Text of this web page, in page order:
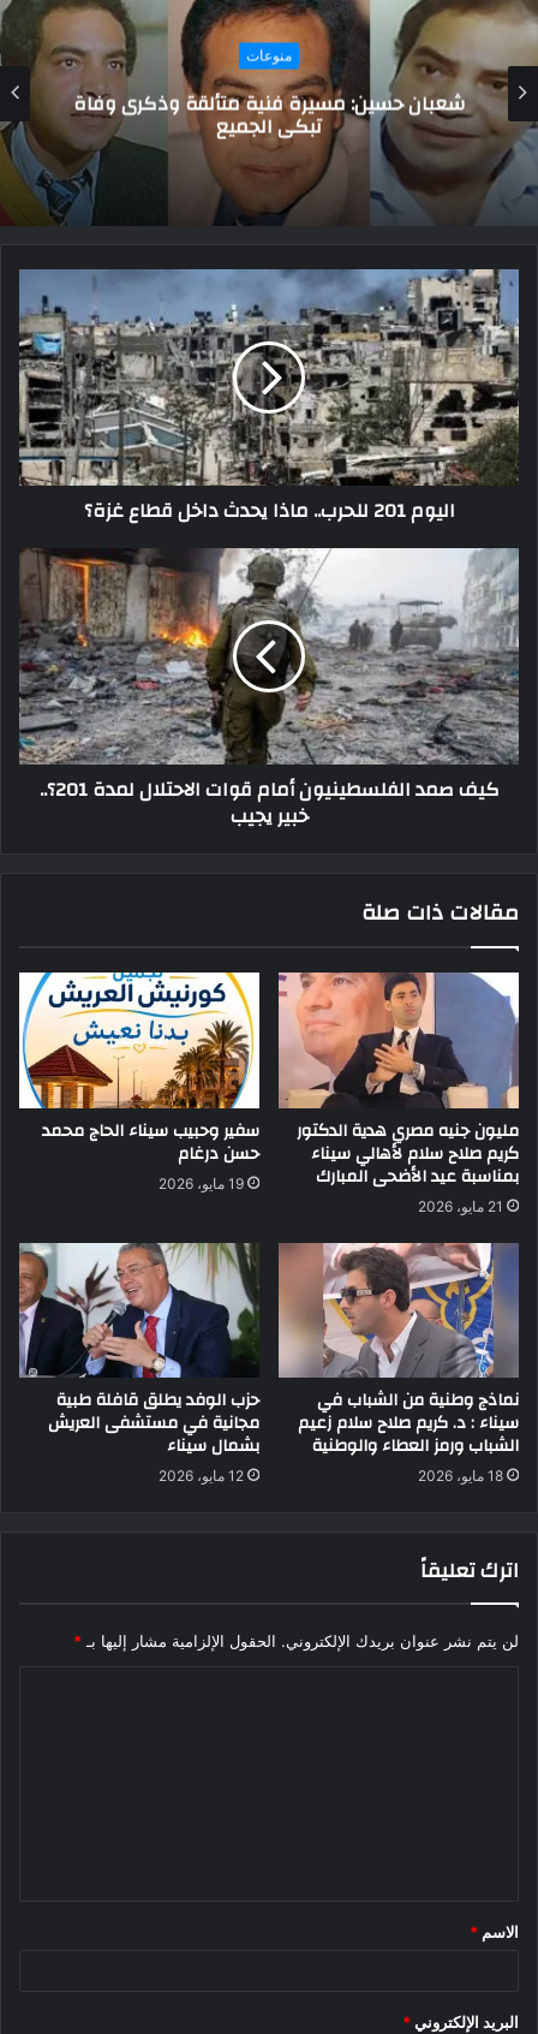
فنون و ادب
جابر بن حيّان رائد الكيمياء في العالم ابن اليمن
والعراق
اليوم 201 للحرب.. ماذا يحدث داخل قطاع غزة؟
كيف صمد الفلسطينيون أمام قوات الاحتلال لمدة 201؟..
خبير يجيب
مقالات ذات صلة
مليون جنيه مصري هدية الدكتور
كريم صلاح سلام لأهالي سيناء
بمناسبة عيد الأضحى المبارك
21 مايو، 2026
سفير وحبيب سيناء الحاج محمد
حسن درغام
19 مايو، 2026
نماذج وطنية من الشباب في
سيناء : د. كريم صلاح سلام زعيم
الشباب ورمز العطاء والوطنية
18 مايو، 2026
حزب الوفد يطلق قافلة طبية
مجانية في مستشفى العريش
بشمال سيناء
12 مايو، 2026
اترك تعليقاً
لن يتم نشر عنوان بريدك الإلكتروني. الحقول الإلزامية مشار إليها بـ *
*
الاسم *
البريد الإلكتروني *